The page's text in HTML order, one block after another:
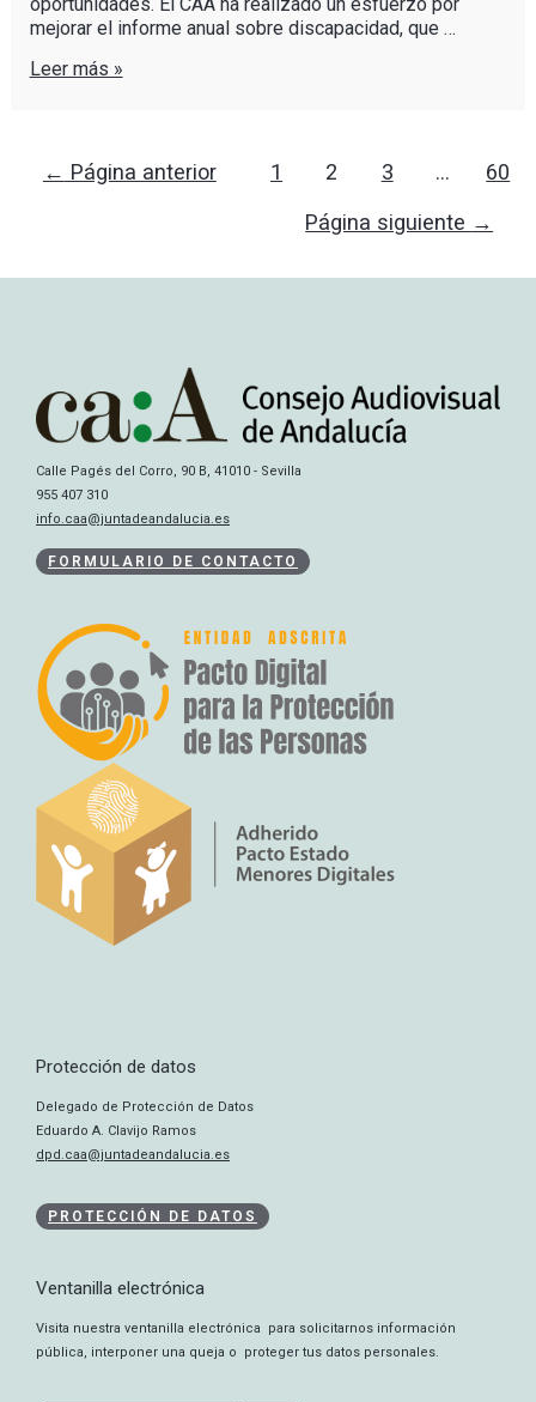
mejorar el informe anual sobre discapacidad, que …
Leer más »
← Página anterior 1 2 3 … 60
Página siguiente →
Calle Pagés del Corro, 90 B, 41010 - Sevilla
955 407 310
info.caa@juntadeandalucia.es
FORMULARIO DE CONTACTO
Protección de datos
Delegado de Protección de Datos
Eduardo A. Clavijo Ramos
dpd.caa@juntadeandalucia.es
PROTECCIÓN DE DATOS
Ventanilla electrónica
Visita nuestra ventanilla electrónica para solicitarnos información
pública, interponer una queja o proteger tus datos personales.